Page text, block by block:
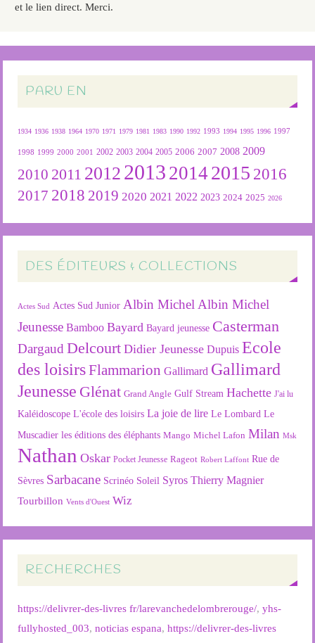
et le lien direct. Merci.
PARU EN
1934 1936 1938 1964 1970 1971 1979 1981 1983 1990 1992 1993 1994 1995 1996 1997
1998 1999 2000 2001 2002 2003 2004 2005 2006 2007 2008 2009
2010 2011 2012 2013 2014 2015 2016
2017 2018 2019 2020 2021 2022 2023 2024 2025 2026
DES ÉDITEURS & COLLECTIONS
Actes Sud Actes Sud Junior Albin Michel Albin Michel
Jeunesse Bamboo Bayard Bayard jeunesse Casterman
Dargaud Delcourt Didier Jeunesse Dupuis Ecole
des loisirsFlammarion Gallimard Gallimard
Jeunesse Glénat Grand Angle Gulf Stream Hachette J'ai lu
Kaléidoscope L'école des loisirs La joie de lire Le Lombard Le
Muscadier les éditions des éléphants Mango Michel Lafon Milan Msk
Nathan Oskar Pocket Jeunesse Rageot Robert Laffont Rue de
Sèvres Sarbacane Scrinéo Soleil Syros Thierry Magnier
Tourbillon Vents d'Ouest Wiz
RECHERCHES
https://delivrer-des-livres fr/larevanchedelombrerouge/,yhs-
fullyhosted_003,noticias espana,https://delivrer-des-livres